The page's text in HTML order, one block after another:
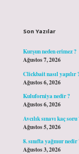
Son Yazılar
Kurşun neden erimez ?
Ağustos 7, 2026
Clickbait nasıl yapılır
Ağustos 6, 2026
Kuluforniya nedir ?
Ağustos 6, 2026
Avcılık sınavı kaç soru
Ağustos 5, 2026
8. sınıfta yağmur nedir
Ağustos 3, 2026